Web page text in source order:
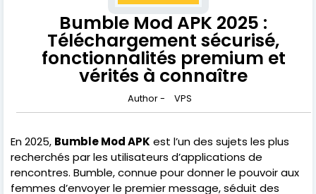
Bumble Mod APK 2025 :
Téléchargement sécurisé,
fonctionnalités premium et
vérités à connaître
Author - VPS
En 2025, Bumble Mod APK est l’un des sujets les plus
recherchés par les utilisateurs d’applications de
rencontres. Bumble, connue pour donner le pouvoir aux
femmes d’envoyer le premier message, séduit des